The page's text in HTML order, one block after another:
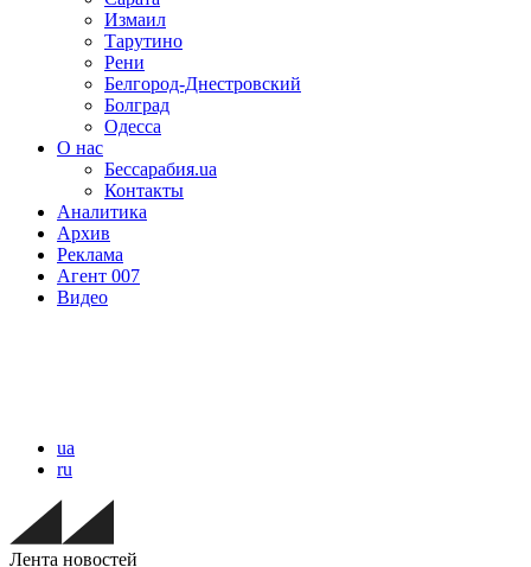
Измаил
Тарутино
Рени
Белгород-Днестровский
Болград
Одесса
О нас
Бессарабия.ua
Контакты
Аналитика
Архив
Реклама
Агент 007
Видео
ua
ru
Лента новостей